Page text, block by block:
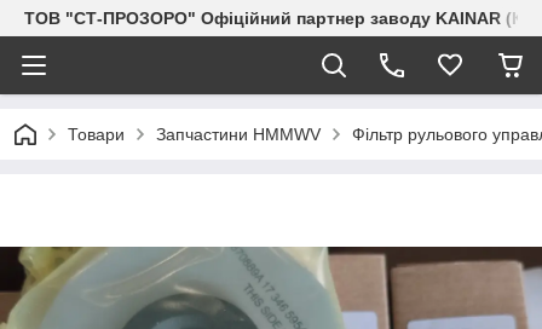
ТОВ "СТ-ПРОЗОРО" Офіційний партнер заводу KAINAR
Товари Запчастини HMMWV Фільтр рульового